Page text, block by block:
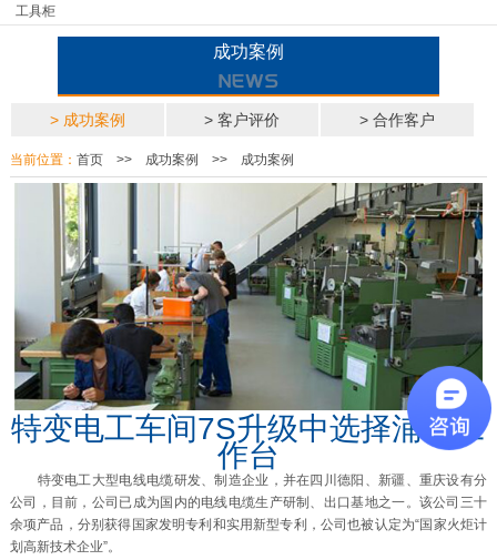
工具柜
成功案例
> 成功案例 > 客户评价 > 合作客户
当前位置： 首页>> 成功案例 >> 成功案例
特变电工车间7S升级中选择浦丰工
作台
特变电工大型电线电缆研发、制造企业，并在四川德阳、新疆、重庆设有分
公司，目前，公司已成为国内的电线电缆生产研制、出口基地之一。该公司三十
余项产品，分别获得国家发明专利和实用新型专利，公司也被认定为“国家火炬计
划高新技术企业”。